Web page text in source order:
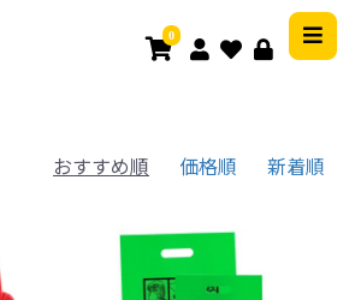
0
おすすめ順 価格順 新着順